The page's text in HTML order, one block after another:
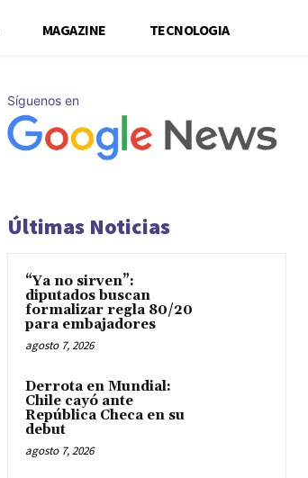
MAGAZINE TECNOLOGIA
Síguenos en
Últimas Noticias
“Ya no sirven”:
diputados buscan
formalizar regla 80/20
para embajadores
agosto 7, 2026
Derrota en Mundial:
Chile cayó ante
República Checa en su
debut
agosto 7, 2026